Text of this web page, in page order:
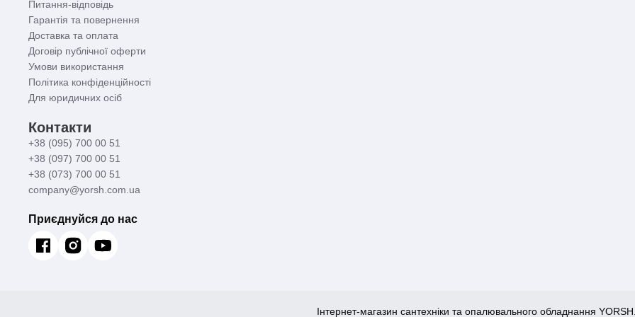
Питання-відповідь
Гарантія та повернення
Доставка та оплата
Договір публічної оферти
Умови використання
Політика конфіденційності
Для юридичних осіб
Контакти
+38 (095) 700 00 51
+38 (097) 700 00 51
+38 (073) 700 00 51
company@yorsh.com.ua
Приєднуйся до нас
Інтернет-магазин сантехніки та опалювального обладнання